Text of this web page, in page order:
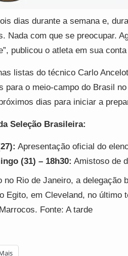
dias durante a semana e,
Nada com que se preocupar.
publicou o atleta em sua
listas do técnico Carlo
para o meio-campo do Brasil
dias para iniciar a
Seleção Brasileira:
Apresentação oficial do
(31) – 18h30: Amistoso de
no Rio de Janeiro, a delegação
Egito, em Cleveland, no último
Fonte: A tarde